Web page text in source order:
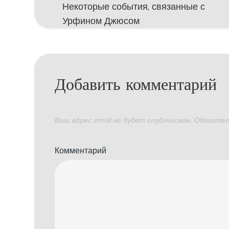
по
записям
Некоторые события, связанные с
Урфином Джюсом
Добавить комментарий
Ваш адрес email не будет опубликован.
Комментарий